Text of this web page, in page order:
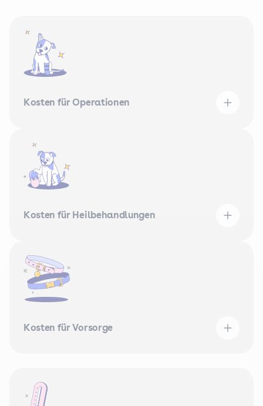
Kosten für Operationen
Kosten für Heilbehandlungen
Kosten für Vorsorge